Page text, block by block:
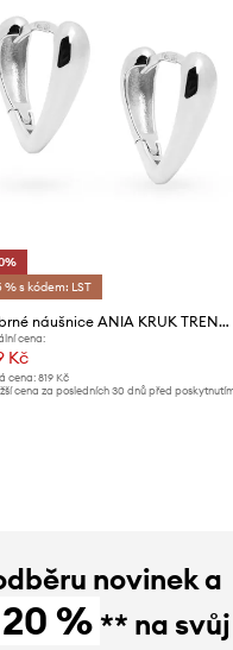
% s kódem: LST
Stříbrné náušnice ANIA KRUK TRENDY
cena:
Kč
cena:819 Kč
cena za posledních 30 dnů před
novinek a
20 % ** na